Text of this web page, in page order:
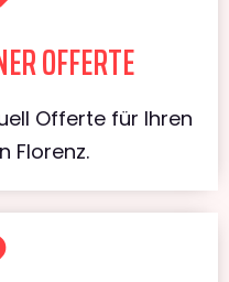
OFFERTE
Offerte für Ihren
Florenz.